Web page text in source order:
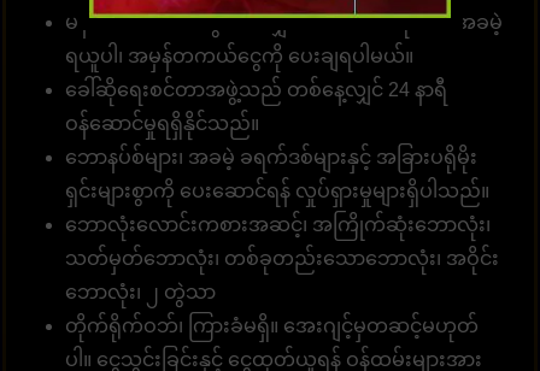
မန်ဘာ အသစ်အတွက် လျှောက်ထားပါ၊ ခရက်ဒစ်အခမဲ့
ရယူပါ၊ အမှန်တကယ်ငွေကို ပေးချရပါမယ်။
ခေါ်ဆိုရေးစင်တာအဖွဲ့သည် တစ်နေ့လျှင် 24 နာရီ
ဝန်ဆောင်မှုရရှိနိုင်သည်။
ဘောနပ်စ်များ၊ အခမဲ့ ခရက်ဒစ်များနှင့် အခြားပရိုမိုး
ရှင်းများစွာကို ပေးဆောင်ရန် လှုပ်ရှားမှုများရှိပါသည်။
ဘောလုံးလောင်းကစားအဆင့်၊ အကြိုက်ဆုံးဘောလုံး၊
သတ်မှတ်ဘောလုံး၊ တစ်ခုတည်းသောဘောလုံး၊ အဝိုင်း
ဘောလုံး၊ ၂ တွဲသာ
တိုက်ရိုက်ဝဘ်၊ ကြားခံမရှိ။ အေးဂျင့်မှတဆင့်မဟုတ်
ပါ။ ငွေသွင်းခြင်းနှင့် ငွေထုတ်ယူရန် ဝန်ထမ်းများအား